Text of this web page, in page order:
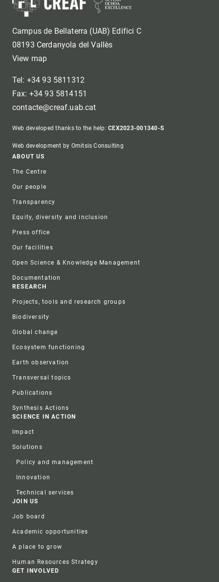
Campus de Bellaterra (UAB) Edifici C
08193 Cerdanyola del Vallès
View map
Tel: +34 93 5811312
Fax: +34 93 5814151
contacte@creaf.uab.cat
Web developed thanks to the help:CEX2023-001340-S
Web development by Omitsis Consulting
Footer
ABOUT US
The Centre
Our people
Transparency
Equity, diversity and inclusion
Press office
Our facilities
Open Science & Knowledge Management
Documentation
RESEARCH
Projects, tools and research groups
Biodiversity
Global change
Ecosystem functioning
Earth observation
Transversal topics
Publications
Synthesis Actions
SCIENCE IN ACTION
Impact
Solutions
Policy and management
Innovation
Technical services
JOIN US
Job board
Academic opportunities
A place to grow
Human Resources Strategy
GET INVOLVED